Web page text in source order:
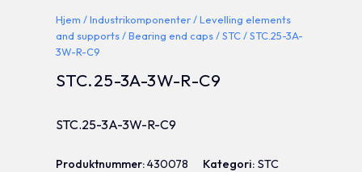
Hjem /Industrikomponenter/Levelling elements
and supports/Bearing end caps/STC/ STC.25-3A-
3W-R-C9
STC.25-3A-3W-R-C9
STC.25-3A-3W-R-C9
Produktnummer:430078 Kategori:STC